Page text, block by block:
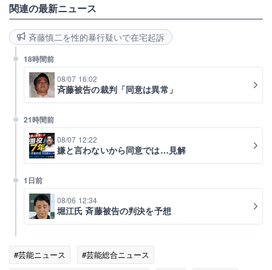
関連の最新ニュース
斉藤慎二を性的暴行疑いで在宅起訴
18時間前
08/07 16:02
斉藤被告の裁判「同意は異常」
21時間前
08/07 12:22
嫌と言わないから同意では…見解
1日前
08/06 12:34
堀江氏 斉藤被告の判決を予想
#芸能ニュース
#芸能総合ニュース